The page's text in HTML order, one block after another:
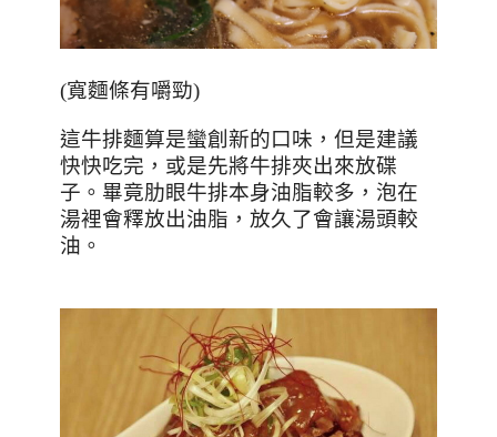
(寬麵條有嚼勁)
這牛排麵算是蠻創新的口味，但是建議
快快吃完，或是先將牛排夾出來放碟
子。畢竟肋眼牛排本身油脂較多，泡在
湯裡會釋放出油脂，放久了會讓湯頭較
油。